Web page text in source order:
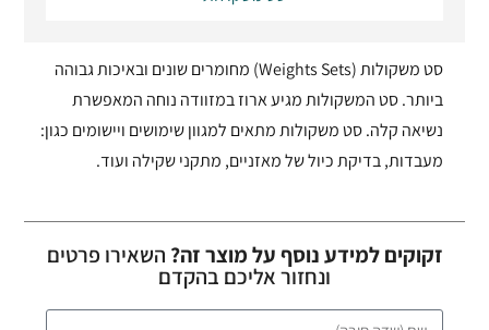
סט משקולות (Weights Sets) מחומרים שונים ובאיכות גבוהה
ביותר. סט המשקולות מגיע ארוז במזוודה נוחה המאפשרת
נשיאה קלה. סט משקולות מתאים למגוון שימושים ויישומים כגון:
מעבדות, בדיקת כיול של מאזניים, מתקני שקילה ועוד.
זקוקים למידע נוסף על מוצר זה? השאירו פרטים
ונחזור אליכם בהקדם